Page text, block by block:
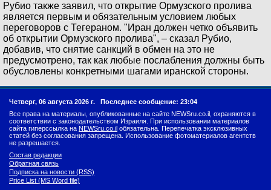
Рубио также заявил, что открытие Ормузского пролива
является первым и обязательным условием любых
переговоров с Тегераном. "Иран должен четко объявить
об открытии Ормузского пролива", – сказал Рубио,
добавив, что снятие санкций в обмен на это не
предусмотрено, так как любые послабления должны быть
обусловлены конкретными шагами иранской стороны.
Четверг, 06 августа 2026 г. Последнее сообщение: 23:04
Все права на материалы, опубликованные на сайте NEWSru.co.il, охраняются в
соответствии с законодательством Израиля. При использовании материалов
сайта гиперссылка на NEWSru.co.il обязательна. Перепечатка эксклюзивных
статей без согласования запрещена. Использование фотоматериалов агентств
не разрешается.
Состав редакции
Обратная связь
Подписка на новости (RSS)
Price List (MS Word file)